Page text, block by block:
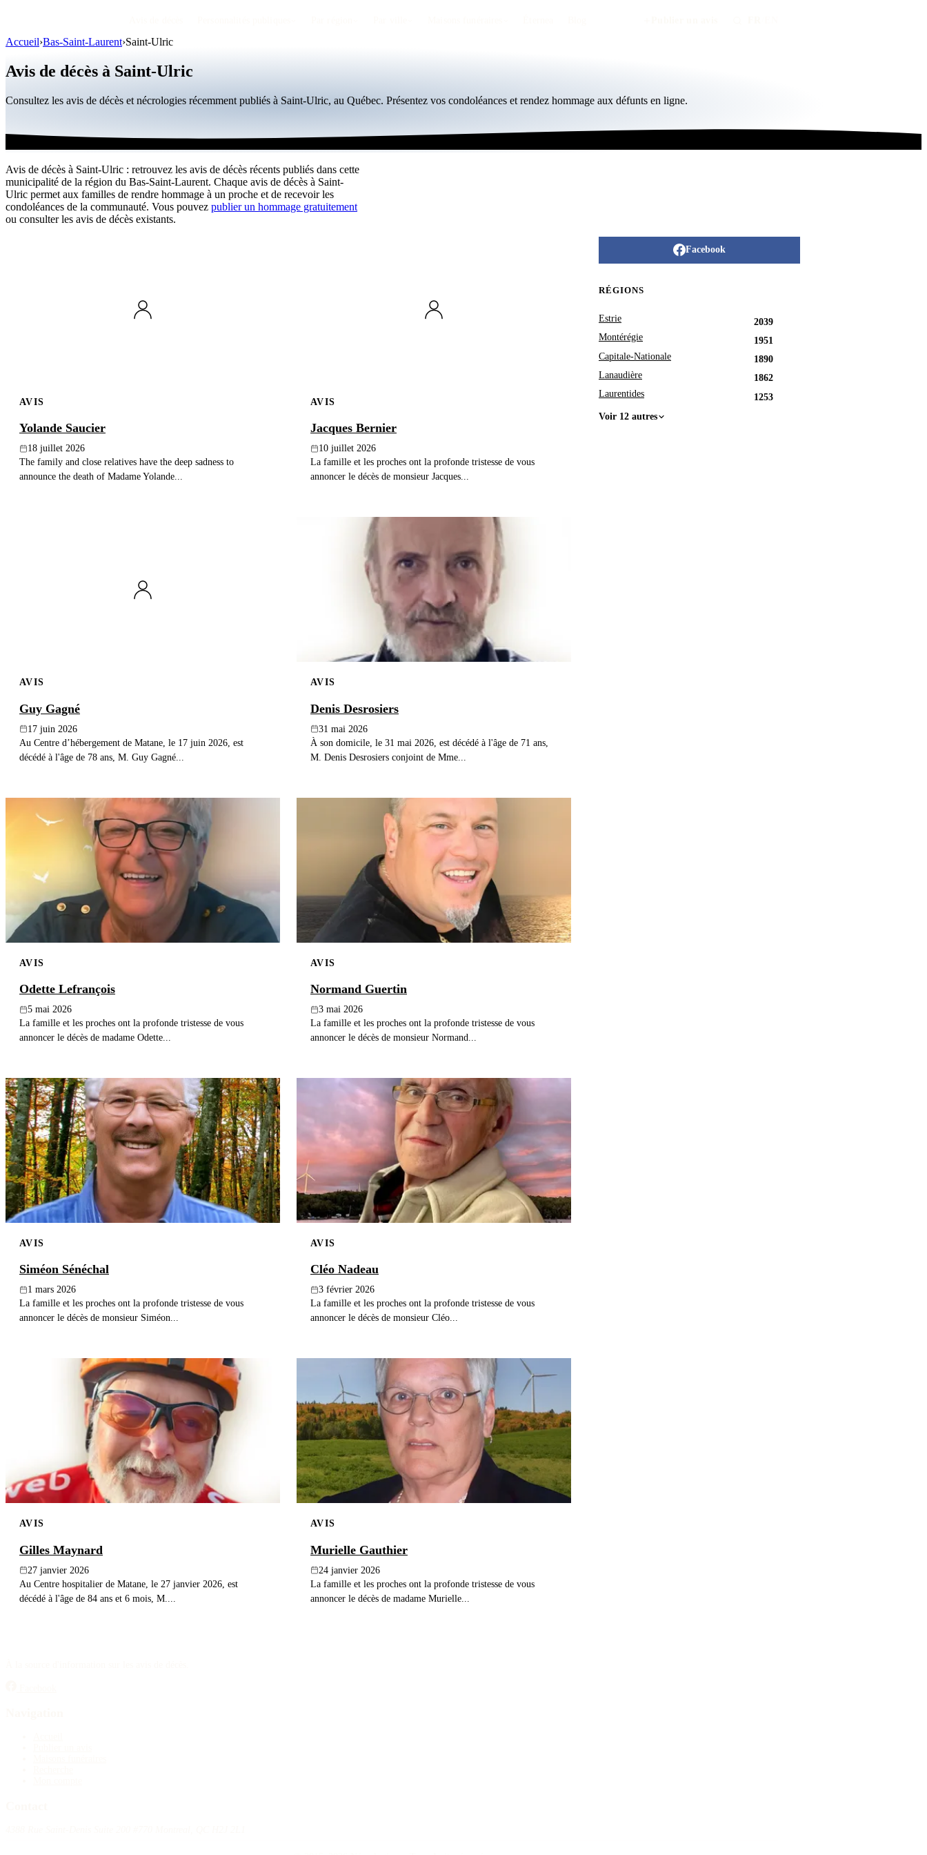
Accueil›Bas-Saint-Laurent›Saint-Ulric
Avis de décès à Saint-Ulric
Consultez les avis de décès et nécrologies récemment publiés à Saint-Ulric, au Québec. Présentez vos condoléances et rendez hommage aux défunts en ligne.
Avis de décès à Saint-Ulric : retrouvez les avis de décès récents publiés dans cette
municipalité de la région du Bas-Saint-Laurent. Chaque avis de décès à Saint-
Ulric permet aux familles de rendre hommage à un proche et de recevoir les
condoléances de la communauté. Vous pouvez publier un hommage gratuitement
ou consulter les avis de décès existants.
AVIS
Yolande Saucier
18 juillet 2026
The family and close relatives have the deep sadness to
announce the death of Madame Yolande...
AVIS
Jacques Bernier
10 juillet 2026
La famille et les proches ont la profonde tristesse de vous
annoncer le décès de monsieur Jacques...
AVIS
Guy Gagné
17 juin 2026
Au Centre d’hébergement de Matane, le 17 juin 2026, est
décédé à l'âge de 78 ans, M. Guy Gagné...
AVIS
Denis Desrosiers
31 mai 2026
À son domicile, le 31 mai 2026, est décédé à l'âge de 71 ans,
M. Denis Desrosiers conjoint de Mme...
AVIS
Odette Lefrançois
5 mai 2026
La famille et les proches ont la profonde tristesse de vous
annoncer le décès de madame Odette...
AVIS
Normand Guertin
3 mai 2026
La famille et les proches ont la profonde tristesse de vous
annoncer le décès de monsieur Normand...
AVIS
Siméon Sénéchal
1 mars 2026
La famille et les proches ont la profonde tristesse de vous
annoncer le décès de monsieur Siméon...
AVIS
Cléo Nadeau
3 février 2026
La famille et les proches ont la profonde tristesse de vous
annoncer le décès de monsieur Cléo...
AVIS
Gilles Maynard
27 janvier 2026
Au Centre hospitalier de Matane, le 27 janvier 2026, est
décédé à l'âge de 84 ans et 6 mois, M....
AVIS
Murielle Gauthier
24 janvier 2026
La famille et les proches ont la profonde tristesse de vous
annoncer le décès de madame Murielle...
Facebook
RÉGIONS
Estrie
2039
Montérégie
1951
Capitale-Nationale
1890
Lanaudière
1862
Laurentides
1253
Voir 12 autres